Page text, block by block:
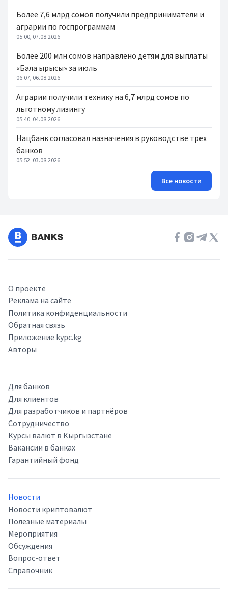
Более 7,6 млрд сомов получили предприниматели и
аграрии по госпрограммам
05:00, 07.08.2026
Более 200 млн сомов направлено детям для выплаты
«Бала ырысы» за июль
06:07, 06.08.2026
Аграрии получили технику на 6,7 млрд сомов по
льготному лизингу
05:40, 04.08.2026
Нацбанк согласовал назначения в руководстве трех
банков
05:52, 03.08.2026
Все новости
О проекте
Реклама на сайте
Политика конфиденциальности
Обратная связь
Приложение kypc.kg
Авторы
Для банков
Для клиентов
Для разработчиков и партнёров
Сотрудничество
Курсы валют в Кыргызстане
Вакансии в банках
Гарантийный фонд
Новости
Новости криптовалют
Полезные материалы
Мероприятия
Обсуждения
Вопрос-ответ
Справочник